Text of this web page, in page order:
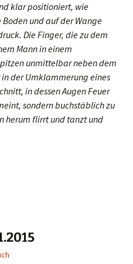
klar positioniert, wie
und auf der Wange
Die Finger, die zu dem
Mann in einem
unmittelbar neben dem
der Umklammerung eines
in dessen Augen Feuer
sondern buchstäblich zu
herum flirrt und tanzt und